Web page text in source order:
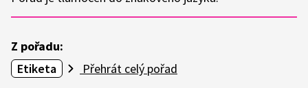
Z pořadu:
Etiketa
Přehrát celý pořad